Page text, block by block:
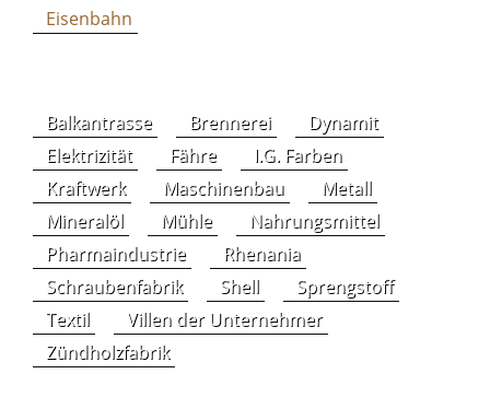
Eisenbahn
Balkantrasse Brennerei
Dynamit
Elektrizität
Fähre
I.G. Farben
Kraftwerk
Maschinenbau
Metall
Mineralöl
Mühle
Nahrungsmittel
Pharmaindustrie
Rhenania
Schraubenfabrik
Shell
Sprengstoff
Textil
Villen der Unternehmer
Zündholzfabrik